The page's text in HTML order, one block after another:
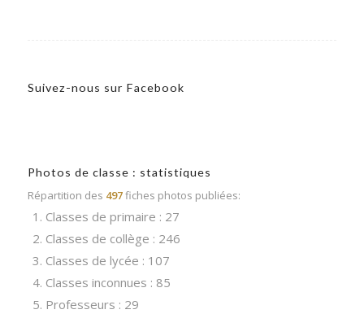
Suivez-nous sur Facebook
Photos de classe : statistiques
Répartition des 497fiches photos publiées:
1. Classes de primaire : 27
2. Classes de collège : 246
3. Classes de lycée : 107
4. Classes inconnues : 85
5. Professeurs : 29